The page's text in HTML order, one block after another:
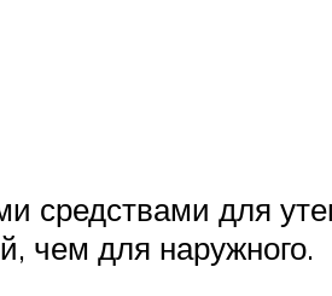
средствами для
чем для наружного.